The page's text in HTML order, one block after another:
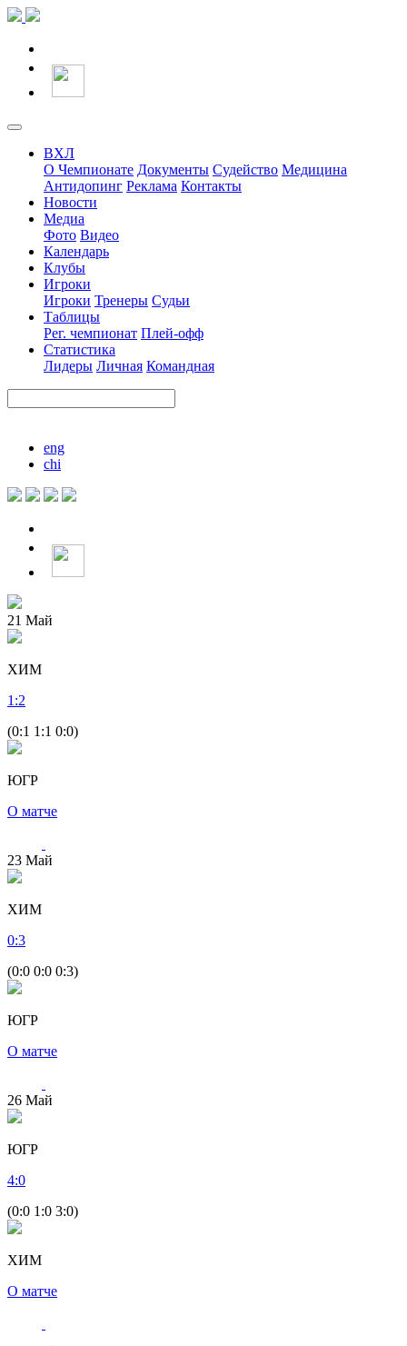
ВХЛ
О Чемпионате Документы Судейство Медицина
Антидопинг Реклама Контакты
Новости
Медиа
Фото Видео
Календарь
Клубы
Игроки
Игроки Тренеры Судьи
Таблицы
Рег. чемпионат Плей-офф
Статистика
Лидеры Личная Командная
eng
chi
21 Май
ХИМ
1 :2
(0:1 1:1 0:0)
ЮГР
О матче
23 Май
ХИМ
0:3
(0:0 0:0 0:3)
ЮГР
О матче
26 Май
ЮГР
4:0
(0:0 1:0 3:0)
ХИМ
О матче